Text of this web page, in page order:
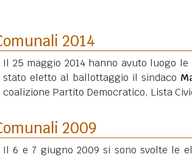
2014
Il 25 maggio 2014 hanno avuto luogo le
stato eletto al ballottaggio il sindaco
coalizione Partito Democratico, Lista
2009
Il 6 e 7 giugno 2009 si sono svolte le